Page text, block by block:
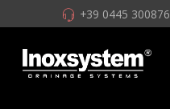
+39 0445 300876